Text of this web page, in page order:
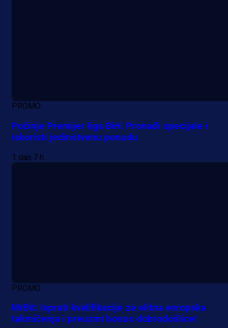
PROMO
Počinje Premijer liga BiH: Pronađi specijale i
iskoristi jedinstvenu ponudu
1 dan 7 h
PROMO
MrBit: Isprati kvalifikacije za elitna evropska
takmičenja i preuzmi bonus dobrodošlice!